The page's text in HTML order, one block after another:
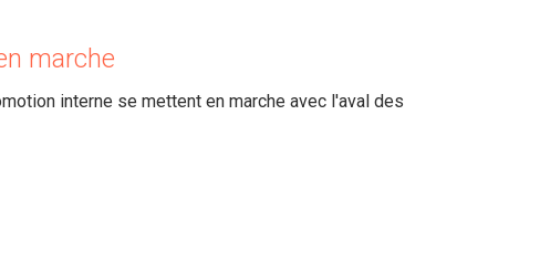
marche
interne se mettent en marche avec l'aval des